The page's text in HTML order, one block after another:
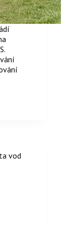
vod